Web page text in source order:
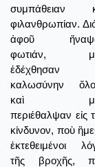
συμπάθειαν
φιλανθρωπίαν.
ἀφοῦ
φωτιάν,
ἐδέχθησαν
καλωσύνην
καὶ
περιέθαλψαν εἰς
κίνδυνον, ποὺ
ἐκτεθειμένοι
τῆς βροχῆς,